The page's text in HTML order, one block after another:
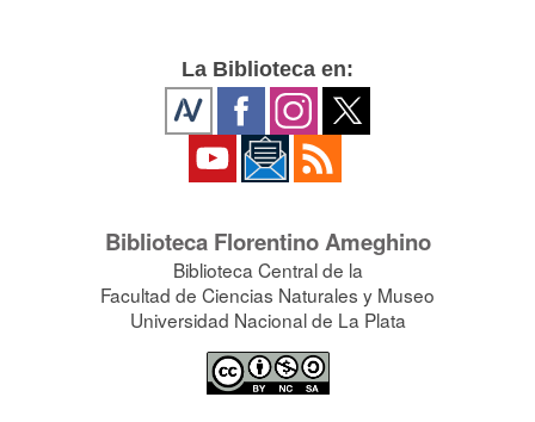
La Biblioteca en:
Biblioteca Florentino Ameghino
Biblioteca Central de la
Facultad de Ciencias Naturales y Museo
Universidad Nacional de La Plata